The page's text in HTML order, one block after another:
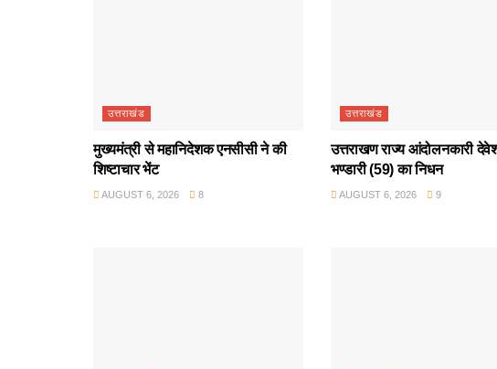
उत्तराखंड
मुख्यमंत्री से महानिदेशक एनसीसी ने की
शिष्टाचार भेंट
AUGUST 6, 2026 8
उत्तराखंड
उत्तराखण राज्य आंदोलनकारी
भण्डारी (59) का निधन
AUGUST 6, 2026 9